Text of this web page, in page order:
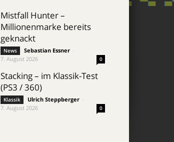
Mistfall Hunter –
Millionenmarke bereits
geknackt
News Sebastian Essner
7. August 2026
0
Stacking – im Klassik-Test
(PS3 / 360)
Klassik Ulrich Steppberger
7. August 2026
0